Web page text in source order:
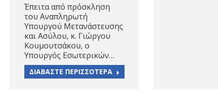
Έπειτα από πρόσκληση
του Αναπληρωτή
Υπουργού Μετανάστευσης
και Ασύλου, κ. Γιώργου
Κουμουτσάκου, ο
Υπουργός Εσωτερικών…
ΔΙΑΒΑΣΤΕ ΠΕΡΙΣΣΟΤΕΡΑ